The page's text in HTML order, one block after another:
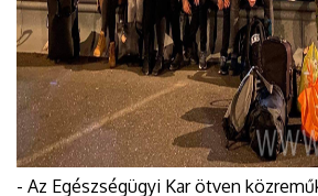
- Az Egészségügyi Kar ötven